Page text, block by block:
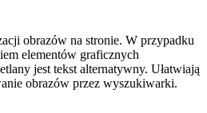
obrazów na stronie. W przypadku
elementów graficznych
jest tekst alternatywny. Ułatwiają
obrazów przez wyszukiwarki.